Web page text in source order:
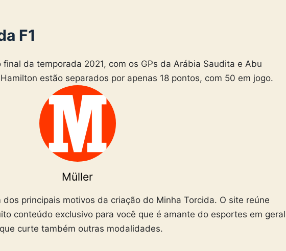
F1
da temporada 2021, com os GPs da Arábia Saudita e Abu
estão separados por apenas 18 pontos, com 50 em jogo.
Müller
principais motivos da criação do Minha Torcida. O site reúne
conteúdo exclusivo para você que é amante do esportes em geral
curte também outras modalidades.